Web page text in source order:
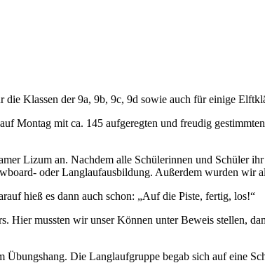
Klassen der 9a, 9b, 9c, 9d sowie auch für einige
Montag mit ca. 145 aufgeregten und freudig
Lizum an. Nachdem alle Schülerinnen und Schüler
oder Langlaufausbildung. Außerdem wurden wir
hieß es dann auch schon: „Auf die Piste, fertig, los!“
Hier mussten wir unser Können unter Beweis stellen,
Die Langlaufgruppe begab sich auf eine